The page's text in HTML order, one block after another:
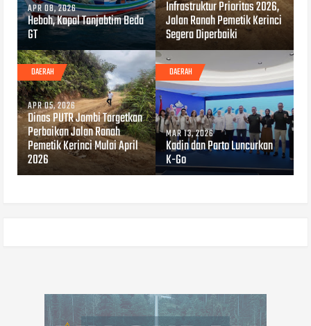
APR 08, 2026
Heboh, Kapal Tanjabtim Beda
GT
Infrastruktur Prioritas 2026,
Jalan Ranah Pemetik Kerinci
Segera Diperbaiki
DAERAH
APR 05, 2026
Dinas PUTR Jambi Targetkan
Perbaikan Jalan Ranah
Pemetik Kerinci Mulai April
2026
DAERAH
MAR 13, 2026
Kadin dan Parto Luncurkan
K-Go